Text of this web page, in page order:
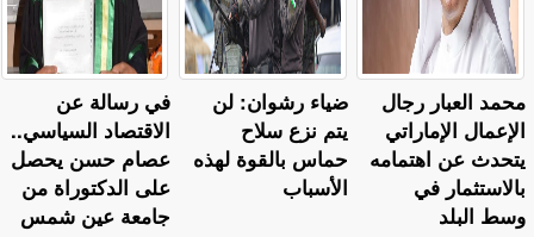
في رسالة عن
الاقتصاد السياسي..
عصام حسن يحصل
على الدكتوراة من
جامعة عين شمس
ضياء رشوان: لن
يتم نزع سلاح
حماس بالقوة لهذه
الأسباب
محمد العبار رجال
الإعمال الإماراتي
يتحدث عن اهتمامه
بالاستثمار في
وسط البلد